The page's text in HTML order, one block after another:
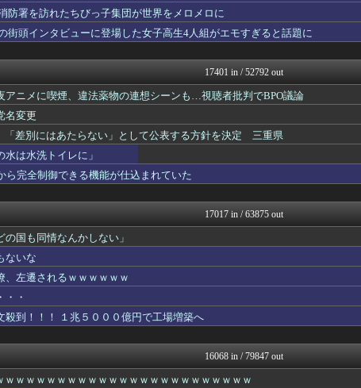
セ○クス」、逆にエロい...
ポッカキット
止めた造反派の始まり
ネトウヨにゅーす
ターだな
乃木坂46まとめ 乃木りん...
まとめロッテ！
別的。放送禁止用語に...
[8/7]
国難にあってもの申す！！
、グループは険悪になりタ...
集開始 すでにトヨタ関係...
ゆめ痛 -自動車まとめブロ...
性が段違いだ！
JDM速報 海外の反応
ガールズVIPまとめ
ｗｗｗｗ
スマブラ屋さん | スマブ...
金交付（年間最大5000...
もえるあじあ(･∀･)
の謎が解けるww..
アニゲー速報
ばれる。そういう人が日本...
という話・・・
」（海外の反応）
海外さんいらっしゃい 海外...
しいだろうな…）大丈夫で...
いだらこんなんだけどい...
止めろ」
にゅーすアルー！
11兆7349億円
おーるじゃんる
てしまうwwwwwwもう...
まとめたニュース
ガールズVIPまとめ
バイクいじれます」
わんこーる速報！
防署を訪れたちびっ子集団が世界をメロメロに
頭インタビューに登場した女子高生4人組がエモすぎると話題に
17401 in / 52792 out
アニメに喫煙、違法薬物の連想シーンも…視聴者批判でBPO議論
名変更
差別にはあたらない」として公表する方針を決定 三重県
は水洗トイレに」
完全制御できる機能が仕込まれていた
17017 in / 63875 out
国も同情なんかしない」
ないな
、左遷されるｗｗｗｗｗｗ
・・
殺到！！！ １兆５０００億円で工場増築へ
16068 in / 79847 out
ｗｗｗｗｗｗｗｗｗｗｗｗｗｗｗｗｗｗｗｗｗｗｗｗ